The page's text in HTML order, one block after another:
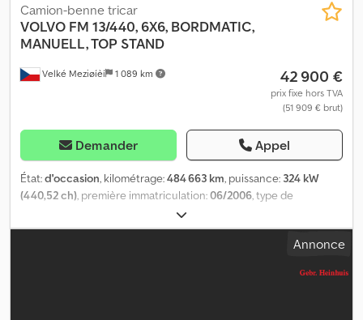
Velké Meziøíèí 1 089 km
Camion-benne tricar
VOLVO FM 13/440, 6X6, BORDMATIC,
MANUELL, TOP STAND
42 900 €
prix fixe hors TVA
(51 909 € brut)
Demander Appel
État:d'occasion, kilométrage:484 663 km, puissance: 324 kW
(440,52 ch) , première immatriculation:06/2006 , type de
26 000 kg
essieux, type d'engrenage:mécanique, classe d'émission:Euro 3,
, largeur deAnnonce